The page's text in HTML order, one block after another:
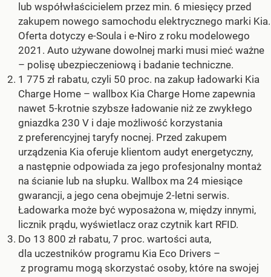
lub współwłaścicielem przez min. 6 miesięcy przed
zakupem nowego samochodu elektrycznego marki Kia.
Oferta dotyczy e-Soula i e-Niro z roku modelowego
2021. Auto używane dowolnej marki musi mieć ważne
– polisę ubezpieczeniową i badanie techniczne.
1 775 zł rabatu, czyli 50 proc. na zakup ładowarki Kia
Charge Home – wallbox Kia Charge Home zapewnia
nawet 5-krotnie szybsze ładowanie niż ze zwykłego
gniazdka 230 V i daje możliwość korzystania
z preferencyjnej taryfy nocnej. Przed zakupem
urządzenia Kia oferuje klientom audyt energetyczny,
a następnie odpowiada za jego profesjonalny montaż
na ścianie lub na słupku. Wallbox ma 24 miesiące
gwarancji, a jego cena obejmuje 2-letni serwis.
Ładowarka może być wyposażona w, między innymi,
licznik prądu, wyświetlacz oraz czytnik kart RFID.
Do 13 800 zł rabatu, 7 proc. wartości auta,
dla uczestników programu Kia Eco Drivers –
z programu mogą skorzystać osoby, które na swojej